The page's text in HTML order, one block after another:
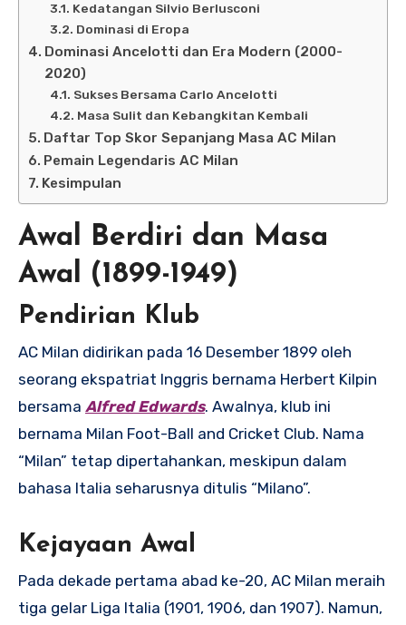
Kedatangan Silvio Berlusconi
Dominasi di Eropa
Dominasi Ancelotti dan Era Modern (2000-
2020)
Sukses Bersama Carlo Ancelotti
Masa Sulit dan Kebangkitan Kembali
Daftar Top Skor Sepanjang Masa AC Milan
Pemain Legendaris AC Milan
Kesimpulan
Awal Berdiri dan Masa
Awal (1899-1949)
Pendirian Klub
AC Milan didirikan pada 16 Desember 1899 oleh
seorang ekspatriat Inggris bernama Herbert Kilpin
bersama Alfred Edwards. Awalnya, klub ini
bernama Milan Foot-Ball and Cricket Club. Nama
“Milan” tetap dipertahankan, meskipun dalam
bahasa Italia seharusnya ditulis “Milano”.
Kejayaan Awal
Pada dekade pertama abad ke-20, AC Milan meraih
tiga gelar Liga Italia (1901, 1906, dan 1907). Namun,